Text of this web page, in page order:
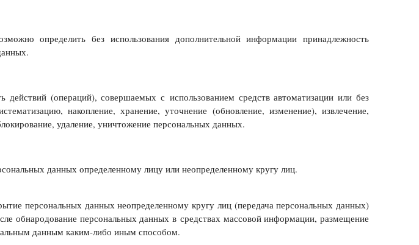
определить без использования дополнительной информации принадлежность
(операций), совершаемых с использованием средств автоматизации или без
накопление, хранение, уточнение (обновление, изменение), извлечение,
удаление, уничтожение персональных данных.
данных определенному лицу или неопределенному кругу лиц.
персональных данных неопределенному кругу лиц (передача персональных данных)
обнародование персональных данных в средствах массовой информации, размещение
данным каким-либо иным способом.